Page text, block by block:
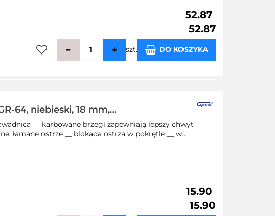
52.87
52.87
szt. DO KOSZYKA
64, niebieski, 18 mm,
__ karbowane brzegi zapewniają lepszy chwyt __
łamane ostrze __ blokada ostrza w pokrętle __ w...
15.90
15.90